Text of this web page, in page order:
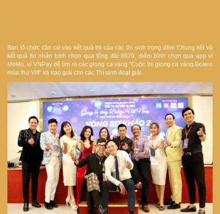
Ban tổ chức căn cứ vào kết quả thi của các thí sinh trong đêm Chung kết và
kết quả tin nhắn bình chọn qua tổng đài 8679, điểm bình chọn qua app ví
MoMo, ví VNPay để tìm ra các giọng ca vàng “Cuộc thi giọng ca vàng Bolero
mùa thứ VIII” và trao giải cho các Thí sinh đoạt giải.